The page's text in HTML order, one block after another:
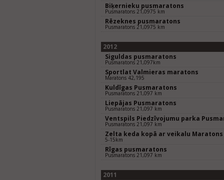
Biķernieku pusmaratons
Pusmaratons 21,0975 km
Rēzeknes pusmaratons
Pusmaratons 21,0975 km
2012
Siguldas pusmaratons
Pusmaratons 21,097km
Sportlat Valmieras maratons
Maratons 42,195
Kuldīgas Pusmaratons
Pusmaratons 21,097 km
Liepājas Pusmaratons
Pusmaratons 21,097 km
Ventspils Piedzīvojumu parka
Pusmaratons 21,097 km
Zelta keda kopā ar veikalu Maratons
5-15km
Rīgas pusmaratons
Pusmaratons 21,097 km
2011